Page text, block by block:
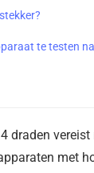
te testen
draden
met